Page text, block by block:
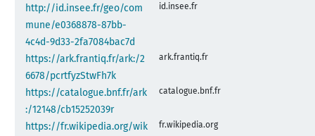
http://id.insee.fr/geo/com
mune/e0368878-87bb-
4c4d-9d33-2fa7084bac7d
id.insee.fr
https://ark.frantiq.fr/ark:/2
6678/pcrtfyzStwFh7k
ark.frantiq.fr
https://catalogue.bnf.fr/ark
:/12148/cb15252039r
catalogue.bnf.fr
https://fr.wikipedia.org/wik
fr.wikipedia.org